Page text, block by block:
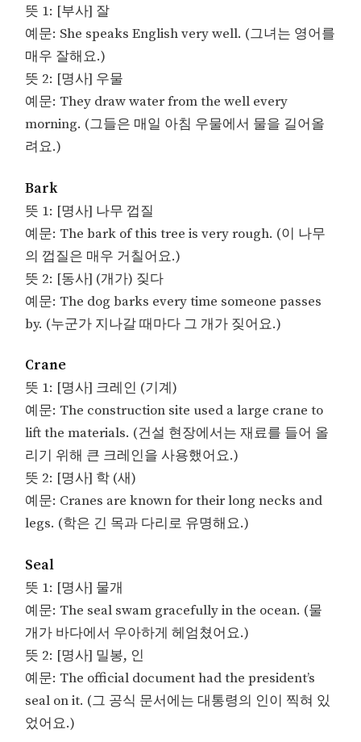
뜻 1: [부사] 잘
예문: She speaks English very well. (그녀는 영어를
매우 잘해요.)
뜻 2: [명사] 우물
예문: They draw water from the well every
morning. (그들은 매일 아침 우물에서 물을 길어올
려요.)
Bark
뜻 1: [명사] 나무 껍질
예문: The bark of this tree is very rough. (이 나무
의 껍질은 매우 거칠어요.)
뜻 2: [동사] (개가) 짖다
예문: The dog barks every time someone passes
by. (누군가 지나갈 때마다 그 개가 짖어요.)
Crane
뜻 1: [명사] 크레인 (기계)
예문: The construction site used a large crane to
lift the materials. (건설 현장에서는 재료를 들어 올
리기 위해 큰 크레인을 사용했어요.)
뜻 2: [명사] 학 (새)
예문: Cranes are known for their long necks and
legs. (학은 긴 목과 다리로 유명해요.)
Seal
뜻 1: [명사] 물개
예문: The seal swam gracefully in the ocean. (물
개가 바다에서 우아하게 헤엄쳤어요.)
뜻 2: [명사] 밀봉, 인
예문: The official document had the president’s
seal on it. (그 공식 문서에는 대통령의 인이 찍혀 있
었어요.)